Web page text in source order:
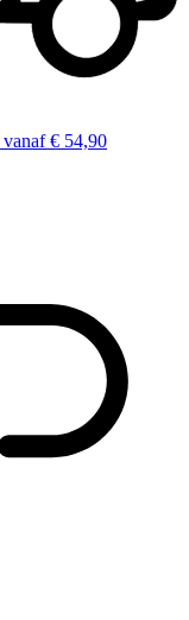
vanaf € 54,90